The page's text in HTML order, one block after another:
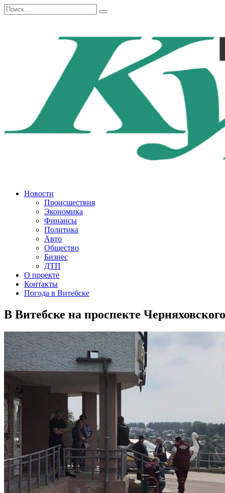
Перейти
к
Search
for:
Новости
Происшествия
Экономика
Финансы
Политика
Авто
Общество
Бизнес
ДТП
О проекте
Контакты
Погода в Витебске
В Витебске на проспекте